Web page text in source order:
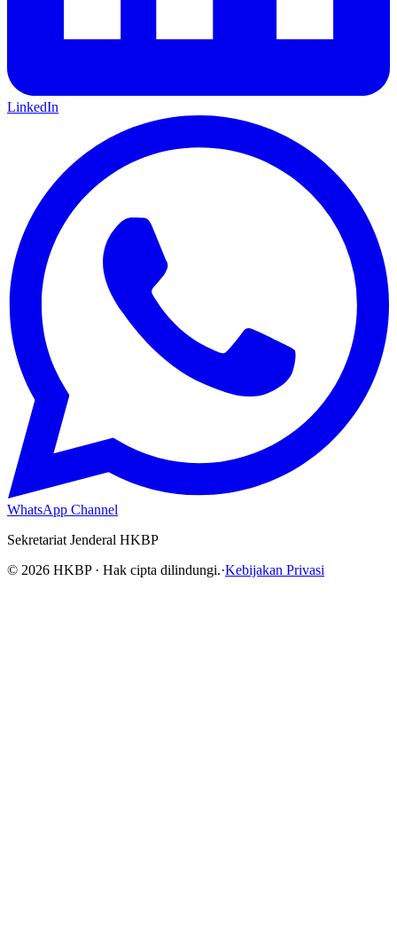
LinkedIn
WhatsApp Channel
Sekretariat Jenderal HKBP
© 2026 HKBP · Hak cipta dilindungi.·Kebijakan Privasi